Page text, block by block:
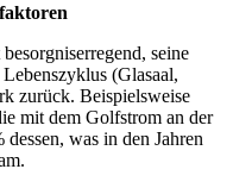
seine
(Glasaal,
zurück. Beispielsweise
mit dem Golfstrom an der
was in den Jahren